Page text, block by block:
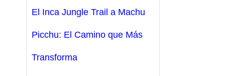
El Inca Jungle Trail a Machu
Picchu: El Camino que Más
Transforma